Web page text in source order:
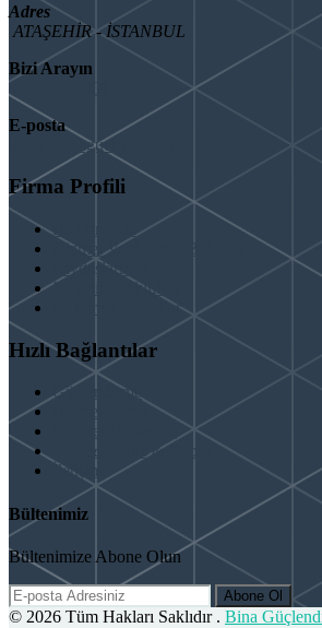
Adres
ATAŞEHİR - İSTANBUL
Bizi Arayın
E-posta
info@binaguclendir.com
Firma Profili
Hakkımızda
Hizmet Verdiğimiz Bölgeler
Paydaşlarımız
İş Birliği Teklifleri
Şartlar ve Koşullar
Hızlı Bağlantılar
Güçlendirme
Hizmetlerimiz
Kentsel Dönüşüm
Test & Analiz & Rapor
İletişim
Bültenimiz
Bültenimize Abone Olun
Abone Ol
© 2026 Tüm Hakları Saklıdır . Bina